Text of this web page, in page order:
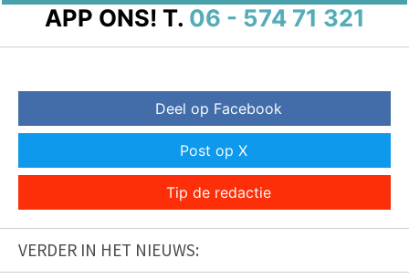
APP ONS! T. 06 - 574 71 321
Deel op Facebook
Post op X
Tip de redactie
VERDER IN HET NIEUWS: